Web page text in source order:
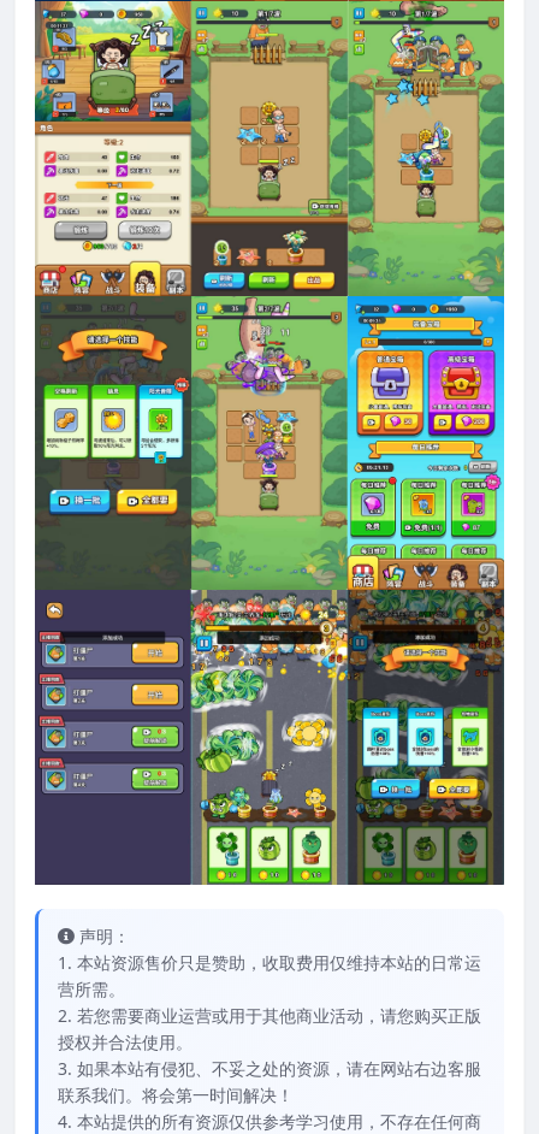
声明：
1. 本站资源售价只是赞助，收取费用仅维持本站的日常运
营所需。
2. 若您需要商业运营或用于其他商业活动，请您购买正版
授权并合法使用。
3. 如果本站有侵犯、不妥之处的资源，请在网站右边客服
联系我们。将会第一时间解决！
4. 本站提供的所有资源仅供参考学习使用，不存在任何商